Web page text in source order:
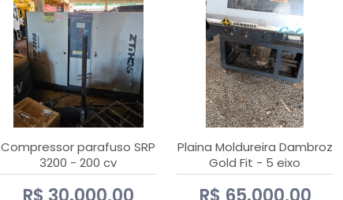
Compressor parafuso SRP
3200 - 200 cv
Plaina Moldureira Dambroz
Gold Fit - 5 eixo